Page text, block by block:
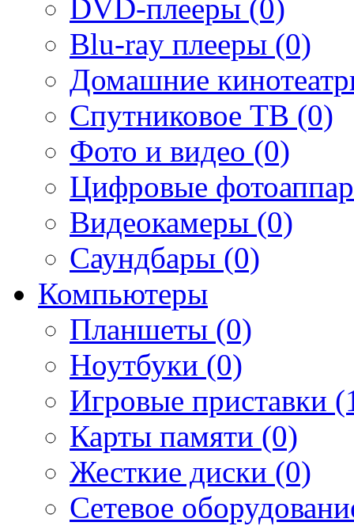
DVD-плееры (0)
Blu-ray плееры (0)
Домашние
Спутниковое ТВ (0)
Фото и видео (0)
Цифровые
Видеокамеры (0)
Саундбары (0)
Компьютеры
Планшеты (0)
Ноутбуки (0)
Игровые приставки
Карты памяти (0)
Жесткие диски (0)
Сетевое